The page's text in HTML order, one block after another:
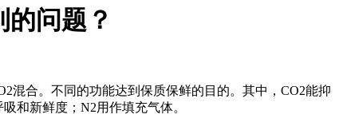
问题？
合。不同的功能达到保质保鲜的目的。其中，CO2能抑
和新鲜度；N2用作填充气体。